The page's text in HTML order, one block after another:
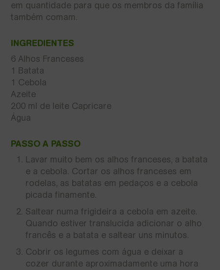
em quantidade para que os membros da família
também comam.
INGREDIENTES
6 Alhos Franceses
1 Batata
1 Cebola
Azeite
200 ml de leite Capricare
Água
PASSO A PASSO
Lavar muito bem os alhos franceses, a batata
e a cebola. Cortar os alhos franceses em
rodelas, as batatas em pedaços e a cebola
picada finamente.
Saltear numa frigideira a cebola em azeite.
Quando estiver translucida adicionar o alho
francês e a batata e saltear uns minutos.
Cobrir os legumes com água e deixar a
cozer durante aproximadamente uma hora